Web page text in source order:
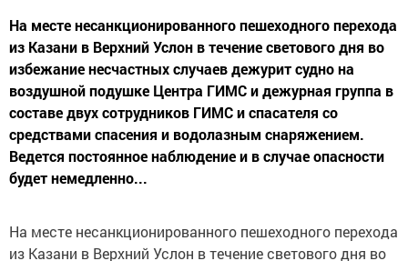
На месте несанкционированного пешеходного перехода
из Казани в Верхний Услон в течение светового дня во
избежание несчастных случаев дежурит судно на
воздушной подушке Центра ГИМС и дежурная группа в
составе двух сотрудников ГИМС и спасателя со
средствами спасения и водолазным снаряжением.
Ведется постоянное наблюдение и в случае опасности
будет немедленно...
На месте несанкционированного пешеходного перехода
из Казани в Верхний Услон в течение светового дня во